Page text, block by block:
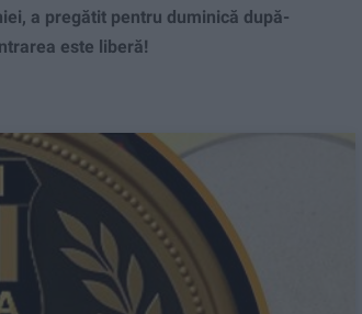
a pregătit pentru duminică după-
este liberă!